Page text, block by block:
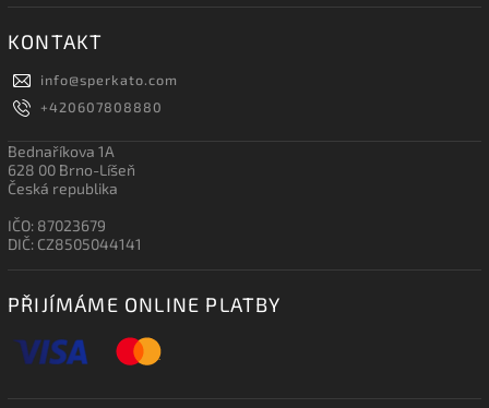
KONTAKT
info@sperkato.com
+420607808880
Bednaříkova 1A
628 00 Brno-Líšeň
Česká republika
IČO: 87023679
DIČ: CZ8505044141
PŘIJÍMÁME ONLINE PLATBY